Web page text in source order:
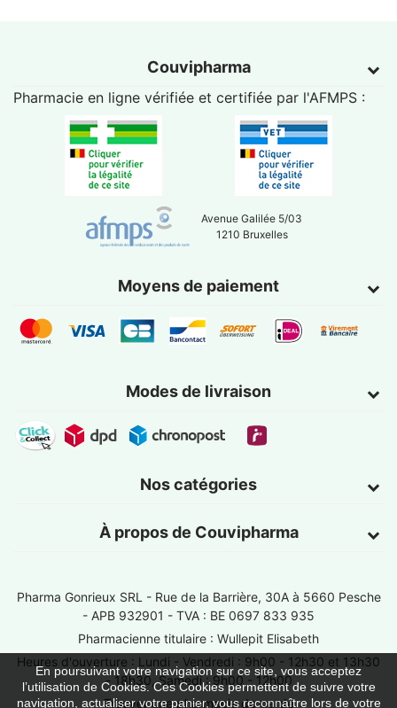
Couvipharma
Pharmacie en ligne vérifiée et certifiée par l'AFMPS :
Avenue Galilée 5/03
1210 Bruxelles
Moyens de paiement
Modes de livraison
Nos catégories
À propos de Couvipharma
En poursuivant votre navigation sur ce site, vous acceptez
l’utilisation de Cookies. Ces Cookies permettent de suivre votre
navigation, actualiser votre panier, vous reconnaître lors de votre
Pharma Gonrieux SRL - Rue de la Barrière, 30A à 5660 Pesche
- APB 932901 - TVA : BE 0697 833 935
Pharmacienne titulaire : Wullepit Elisabeth
Heures d'ouverture : Lundi - Vendredi : 9h00 - 12h30 et 13h30
- 18h30, Samedi : 9h00 - 12h00
Trouver une pharmacie de garde